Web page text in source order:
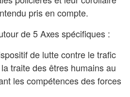
pris en compte.
de 5 Axes spécifiques :
de lutte contre le trafic
traite des êtres humains au
les compétences des forces